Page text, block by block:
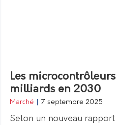
Les
milliards en 2030
Marché 7 septembre 2025
Selon un nouveau rapport